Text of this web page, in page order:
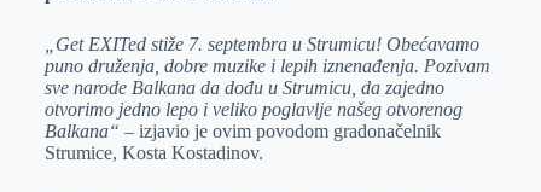
„Get EXITed stiže 7. septembra u Strumicu! Obećavamo
puno druženja, dobre muzike i lepih iznenađenja. Pozivam
sve narode Balkana da dođu u Strumicu, da zajedno
otvorimo jedno lepo i veliko poglavlje našeg otvorenog
Balkana“ – izjavio je ovim povodom gradonačelnik
Strumice, Kosta Kostadinov.